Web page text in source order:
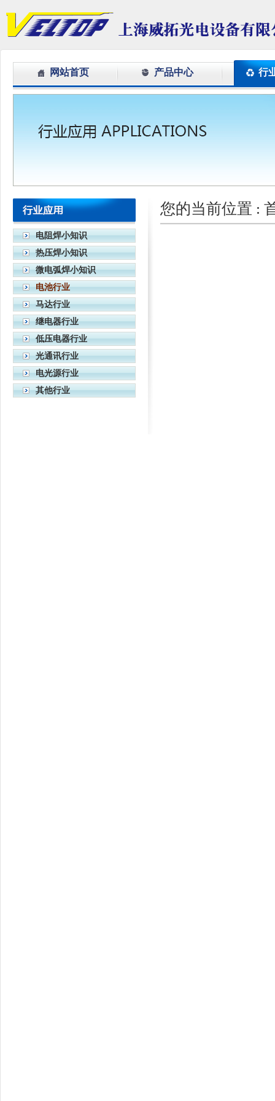
网站首页 产品中心 行
电阻焊小知识
热压焊小知识
微电弧焊小知识
电池行业
马达行业
继电器行业
低压电器行业
光通讯行业
电光源行业
其他行业
您的当前位置 :